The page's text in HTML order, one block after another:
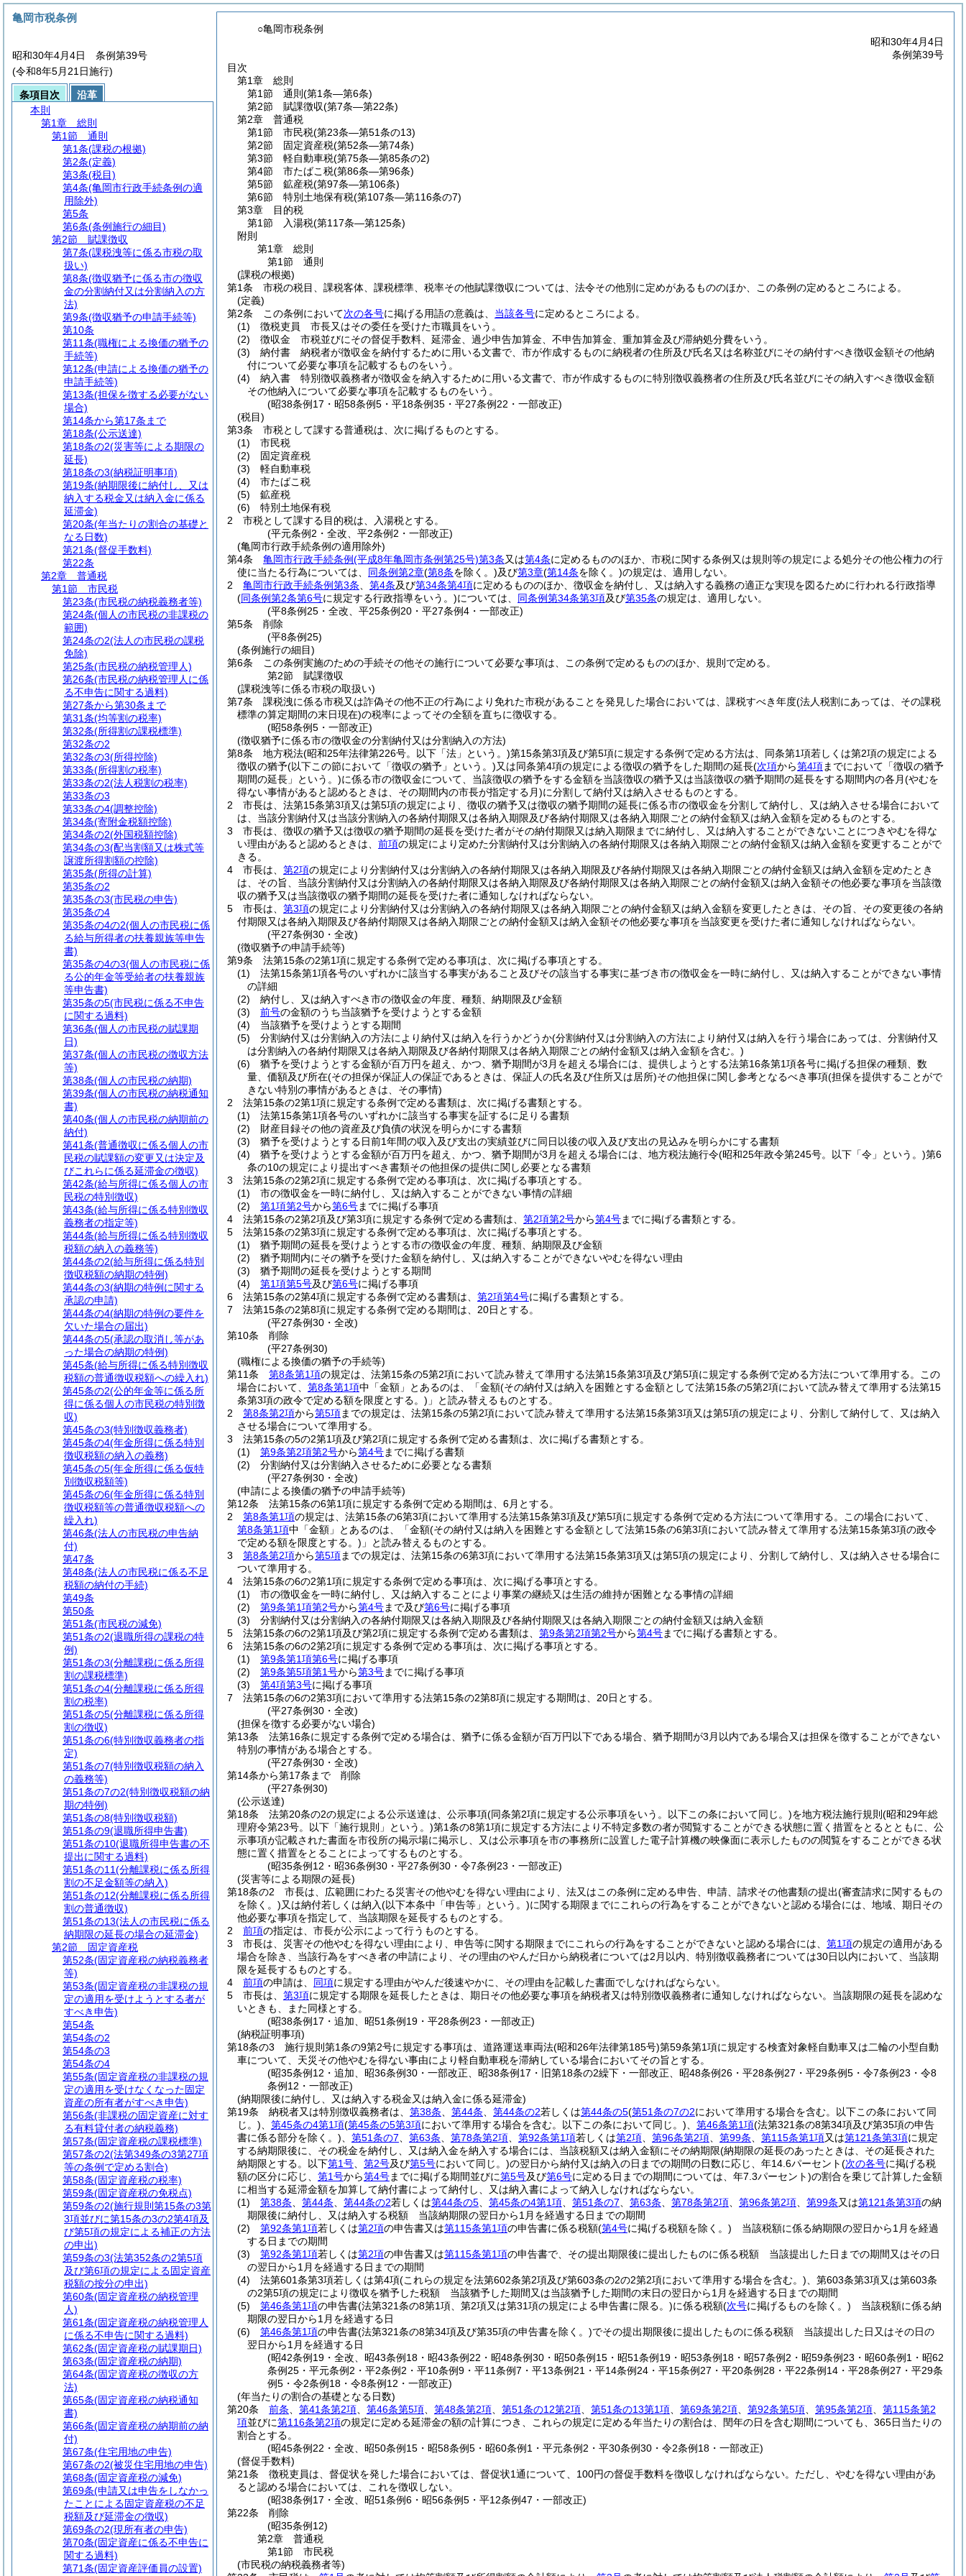
○亀岡市税条例
昭和30年4月4日
条例第39号
目次
第1章
総則
第1節
通則 (第1条―第6条)
第2節
賦課徴収(第7条―第22条)
第2章
普通税
第1節
市民税(第23条―第51条の13)
第2節
固定資産税(第52条―第74条)
第3節
軽自動車税(第75条―第85条の2)
第4節
市たばこ税(第86条―第96条)
第5節
鉱産税(第97条―第106条)
第6節
特別土地保有税(第107条―第116条の7)
第3章
目的税
第1節
入湯税(第117条―第125条)
附則
第1章
総則
第1節
通則
(課税の根拠)
第1条
市税の税目、課税客体、課税標準、税率その他賦課徴収については、法令その他別に定めがあるもののほか、この条例の定めるところによる。
(定義)
第2条
この条例において次の各号に掲げる用語の意義は、 当該各号に定めるところによる。
(1)
徴税吏員 市長又はその委任を受けた市職員をいう。
(2)
徴収金 市税並びにその督促手数料、延滞金、過少申告加算金、不申告加算金、重加算金及び滞納処分費をいう。
(3)
納付書 納税者が徴収金を納付するために用いる文書で、市が作成するものに納税者の住所及び氏名又は名称並びにその納付すべき徴収金額その他納
付について必要な事項を記載するものをいう。
(4)
納入書 特別徴収義務者が徴収金を納入するために用いる文書で、市が作成するものに特別徴収義務者の住所及び氏名並びにその納入すべき徴収金額
その他納入について必要な事項を記載するものをいう。
(昭38条例17・昭58条例5・平18条例35・平27条例22・一部改正)
(税目)
第3条
市税として課する普通税は、次に掲げるものとする。
(1)
市民税
(2)
固定資産税
(3)
軽自動車税
(4)
市たばこ税
(5)
鉱産税
(6)
特別土地保有税
2
市税として課する目的税は、入湯税とする。
(平元条例2・全改、平2条例2・一部改正)
(亀岡市行政手続条例の適用除外)
第4条
亀岡市行政手続条例(平成8年亀岡市条例第25号)第3条又は第4条に定めるもののほか、市税に関する条例又は規則等の規定による処分その他公権力の行
使に当たる行為については、 同条例第2章(第8条を除く。)及び第3章(第14条を除く。)の規定は、適用しない。
2
亀岡市行政手続条例第3条 第4条及び第34条第4項に定めるもののほか、徴収金を納付し、又は納入する義務の適正な実現を図るために行われる行政指導
(同条例第2条第6号に規定する行政指導をいう。)については、 同条例第34条第3項及び第35条の規定は、適用しない。
(平8条例25・全改、平25条例20・平27条例4・一部改正)
第5条
削除
(平8条例25)
(条例施行の細目)
第6条
この条例実施のための手続その他その施行について必要な事項は、この条例で定めるもののほか、規則で定める。
第2節
賦課徴収
(課税洩等に係る市税の取扱い)
第7条
課税洩に係る市税又は詐偽その他不正の行為により免れた市税があることを発見した場合においては、課税すべき年度(法人税割にあっては、その課税
標準の算定期間の末日現在)の税率によってその全額を直ちに徴収する。
(昭58条例5・一部改正)
(徴収猶予に係る市の徴収金の分割納付又は分割納入の方法)
第8条
地方税法(昭和25年法律第226号。以下「法」という。)第15条第3項及び第5項に規定する条例で定める方法は、同条第1項若しくは第2項の規定による
徴収の猶予(以下この節において「徴収の猶予」という。)又は同条第4項の規定による徴収の猶予をした期間の延長(次項から第4項までにおいて「徴収の猶予
期間の延長」という。)に係る市の徴収金について、当該徴収の猶予をする金額を当該徴収の猶予又は当該徴収の猶予期間の延長をする期間内の各月(やむを
得ない事情があると認めるときは、その期間内の市長が指定する月)に分割して納付又は納入させるものとする。
2
市長は、法第15条第3項又は第5項の規定により、徴収の猶予又は徴収の猶予期間の延長に係る市の徴収金を分割して納付し、又は納入させる場合において
は、当該分割納付又は当該分割納入の各納付期限又は各納入期限及び各納付期限又は各納入期限ごとの納付金額又は納入金額を定めるものとする。
3
市長は、徴収の猶予又は徴収の猶予期間の延長を受けた者がその納付期限又は納入期限までに納付し、又は納入することができないことにつきやむを得な
い理由があると認めるときは、 前項の規定により定めた分割納付又は分割納入の各納付期限又は各納入期限ごとの納付金額又は納入金額を変更することがで
きる。
4
市長は、 第2項の規定により分割納付又は分割納入の各納付期限又は各納入期限及び各納付期限又は各納入期限ごとの納付金額又は納入金額を定めたとき
は、その旨、当該分割納付又は分割納入の各納付期限又は各納入期限及び各納付期限又は各納入期限ごとの納付金額又は納入金額その他必要な事項を当該徴
収の猶予又は当該徴収の猶予期間の延長を受けた者に通知しなければならない。
5
市長は、 第3項の規定により分割納付又は分割納入の各納付期限又は各納入期限ごとの納付金額又は納入金額を変更したときは、その旨、その変更後の各納
付期限又は各納入期限及び各納付期限又は各納入期限ごとの納付金額又は納入金額その他必要な事項を当該変更を受けた者に通知しなければならない。
(平27条例30・全改)
(徴収猶予の申請手続等)
第9条
法第15条の2第1項に規定する条例で定める事項は、次に掲げる事項とする。
(1)
法第15条第1項各号のいずれかに該当する事実があること及びその該当する事実に基づき市の徴収金を一時に納付し、又は納入することができない事情
の詳細
(2)
納付し、又は納入すべき市の徴収金の年度、種類、納期限及び金額
(3)
前号の金額のうち当該猶予を受けようとする金額
(4)
当該猶予を受けようとする期間
(5)
分割納付又は分割納入の方法により納付又は納入を行うかどうか(分割納付又は分割納入の方法により納付又は納入を行う場合にあっては、分割納付又
は分割納入の各納付期限又は各納入期限及び各納付期限又は各納入期限ごとの納付金額又は納入金額を含む。)
(6)
猶予を受けようとする金額が百万円を超え、かつ、猶予期間が3月を超える場合には、提供しようとする法第16条第1項各号に掲げる担保の種類、数
量、価額及び所在(その担保が保証人の保証であるときは、保証人の氏名及び住所又は居所)その他担保に関し参考となるべき事項(担保を提供することがで
きない特別の事情があるときは、その事情)
2
法第15条の2第1項に規定する条例で定める書類は、次に掲げる書類とする。
(1)
法第15条第1項各号のいずれかに該当する事実を証するに足りる書類
(2)
財産目録その他の資産及び負債の状況を明らかにする書類
(3)
猶予を受けようとする日前1年間の収入及び支出の実績並びに同日以後の収入及び支出の見込みを明らかにする書類
(4)
猶予を受けようとする金額が百万円を超え、かつ、猶予期間が3月を超える場合には、地方税法施行令(昭和25年政令第245号。以下「令」という。)第6
条の10の規定により提出すべき書類その他担保の提供に関し必要となる書類
3
法第15条の2第2項に規定する条例で定める事項は、次に掲げる事項とする。
(1)
市の徴収金を一時に納付し、又は納入することができない事情の詳細
(2)
第1項第2号から第6号までに掲げる事項
4
法第15条の2第2項及び第3項に規定する条例で定める書類は、 第2項第2号から第4号までに掲げる書類とする。
5
法第15条の2第3項に規定する条例で定める事項は、次に掲げる事項とする。
(1)
猶予期間の延長を受けようとする市の徴収金の年度、種類、納期限及び金額
(2)
猶予期間内にその猶予を受けた金額を納付し、又は納入することができないやむを得ない理由
(3)
猶予期間の延長を受けようとする期間
(4)
第1項第5号及び第6号に掲げる事項
6
法第15条の2第4項に規定する条例で定める書類は、 第2項第4号に掲げる書類とする。
7
法第15条の2第8項に規定する条例で定める期間は、20日とする。
(平27条例30・全改)
第10条
削除
(平27条例30)
(職権による換価の猶予の手続等)
第11条
第8条第1項の規定は、法第15条の5第2項において読み替えて準用する法第15条第3項及び第5項に規定する条例で定める方法について準用する。
この
場合において、 第8条第1項中「金額」とあるのは、「金額(その納付又は納入を困難とする金額として法第15条の5第2項において読み替えて準用する法第15
条第3項の政令で定める額を限度とする。) 」と読み替えるものとする。
2
第8条第2項から第5項までの規定は、法第15条の5第2項において読み替えて準用する法第15条第3項又は第5項の規定により、分割して納付して、又は納入
させる場合について準用する。
3
法第15条の5の2第1項及び第2項に規定する条例で定める書類は、次に掲げる書類とする。
(1)
第9条第2項第2号から第4号までに掲げる書類
(2)
分割納付又は分割納入させるために必要となる書類
(平27条例30・全改)
(申請による換価の猶予の申請手続等)
第12条
法第15条の6第1項に規定する条例で定める期間は、6月とする。
2
第8条第1項の規定は、法第15条の6第3項において準用する法第15条第3項及び第5項に規定する条例で定める方法について準用する。
この場合において、
第8条第1項中「金額」とあるのは、「金額(その納付又は納入を困難とする金額として法第15条の6第3項において読み替えて準用する法第15条第3項の政令
で定める額を限度とする。) 」と読み替えるものとする。
3
第8条第2項から第5項までの規定は、法第15条の6第3項において準用する法第15条第3項又は第5項の規定により、分割して納付し、又は納入させる場合に
ついて準用する。
4
法第15条の6の2第1項に規定する条例で定める事項は、次に掲げる事項とする。
(1)
市の徴収金を一時に納付し、又は納入することにより事業の継続又は生活の維持が困難となる事情の詳細
(2)
第9条第1項第2号から第4号まで及び第6号に掲げる事項
(3)
分割納付又は分割納入の各納付期限又は各納入期限及び各納付期限又は各納入期限ごとの納付金額又は納入金額
5
法第15条の6の2第1項及び第2項に規定する条例で定める書類は、 第9条第2項第2号から第4号までに掲げる書類とする。
6
法第15条の6の2第2項に規定する条例で定める事項は、次に掲げる事項とする。
(1)
第9条第1項第6号に掲げる事項
(2)
第9条第5項第1号から第3号までに掲げる事項
(3)
第4項第3号に掲げる事項
7
法第15条の6の2第3項において準用する法第15条の2第8項に規定する期間は、20日とする。
(平27条例30・全改)
(担保を徴する必要がない場合)
第13条
法第16条に規定する条例で定める場合は、猶予に係る金額が百万円以下である場合、猶予期間が3月以内である場合又は担保を徴することができない
特別の事情がある場合とする。
(平27条例30・全改)
第14条から第17条まで
削除
(平27条例30)
(公示送達)
第18条
法第20条の2の規定による公示送達は、公示事項(同条第2項に規定する公示事項をいう。以下この条において同じ。)を地方税法施行規則 (昭和29年総
理府令第23号。以下「施行規則」という。)第1条の8第1項に規定する方法により不特定多数の者が閲覧することができる状態に置く措置をとるとともに、公
示事項が記載された書面を市役所の掲示場に掲示し、又は公示事項を市の事務所に設置した電子計算機の映像面に表示したものの閲覧をすることができる状
態に置く措置をとることによってするものとする。
(昭35条例12・昭36条例30・平27条例30・令7条例23・一部改正)
(災害等による期限の延長)
第18条の2
市長は、広範囲にわたる災害その他やむを得ない理由により、法又はこの条例に定める申告、申請、請求その他書類の提出(審査請求に関するもの
を除く。)又は納付若しくは納入(以下本条中「申告等」という。)に関する期限までにこれらの行為をすることができないと認める場合には、地域、期日その
他必要な事項を指定して、当該期限を延長するものとする。
2
前項の指定は、市長が公示によって行うものとする。
3
市長は、災害その他やむを得ない理由により、申告等に関する期限までにこれらの行為をすることができないと認める場合には、 第1項の規定の適用がある
場合を除き、当該行為をすべき者の申請により、その理由のやんだ日から納税者については2月以内、特別徴収義務者については30日以内において、当該期
限を延長するものとする。
4
前項の申請は、 同項に規定する理由がやんだ後速やかに、その理由を記載した書面でしなければならない。
5
市長は、 第3項に規定する期限を延長したときは、期日その他必要な事項を納税者又は特別徴収義務者に通知しなければならない。 当該期限の延長を認めな
いときも、また同様とする。
(昭38条例17・追加、昭51条例19・平28条例23・一部改正)
(納税証明事項)
第18条の3
施行規則第1条の9第2号に規定する事項は、道路運送車両法(昭和26年法律第185号)第59条第1項に規定する検査対象軽自動車又は二輪の小型自動
車について、天災その他やむを得ない事由により軽自動車税を滞納している場合においてその旨とする。
(昭35条例12・追加、昭36条例30・一部改正、昭38条例17・旧第18条の2繰下・一部改正、昭48条例26・平28条例27・平29条例5・令7条例23・令8
条例12・一部改正)
(納期限後に納付し、又は納入する税金又は納入金に係る延滞金)
第19条
納税者又は特別徴収義務者は、 第38条 第44条 第44条の2若しくは第44条の5(第51条の7の2において準用する場合を含む。以下この条において同
じ。)
第45条の4第1項(第45条の5第3項において準用する場合を含む。以下この条において同じ。) 第46条第1項(法第321条の8第34項及び第35項の申告
書に係る部分を除く。)
第51条の7 第63条 第78条第2項 第92条第1項若しくは第2項 第96条第2項 第99条 第115条第1項又は第121条第3項に規定
する納期限後に、その税金を納付し、又は納入金を納入する場合には、当該税額又は納入金額にその納期限(納期限の延長のあったときは、その延長された
納期限とする。以下第1号 第2号及び第5号において同じ。)の翌日から納付又は納入の日までの期間の日数に応じ、年14.6パーセント(次の各号に掲げる税
額の区分に応じ、 第1号から第4号までに掲げる期間並びに第5号及び第6号に定める日までの期間については、年7.3パーセント)の割合を乗じて計算した金額
に相当する延滞金額を加算して納付書によって納付し、又は納入書によって納入しなければならない。
(1)
第38条 第44条 第44条の2若しくは第44条の5 第45条の4第1項 第51条の7 第63条 第78条第2項 第96条第2項 第99条又は第121条第3項の納
期限後に納付し、又は納入する税額 当該納期限の翌日から1月を経過する日までの期間
(2)
第92条第1項若しくは第2項の申告書又は第115条第1項の申告書に係る税額(第4号に掲げる税額を除く。) 当該税額に係る納期限の翌日から1月を経過
する日までの期間
(3)
第92条第1項若しくは第2項の申告書又は第115条第1項の申告書で、その提出期限後に提出したものに係る税額 当該提出した日までの期間又はその日
の翌日から1月を経過する日までの期間
(4)
法第601条第3項若しくは第4項(これらの規定を法第602条第2項及び第603条の2の2第2項において準用する場合を含む。) 、第603条第3項又は第603条
の2第5項の規定により徴収を猶予した税額 当該猶予した期間又は当該猶予した期間の末日の翌日から1月を経過する日までの期間
(5)
第46条第1項の申告書(法第321条の8第1項、第2項又は第31項の規定による申告書に限る。)に係る税額(次号に掲げるものを除く。) 当該税額に係る納
期限の翌日から1月を経過する日
(6)
第46条第1項の申告書(法第321条の8第34項及び第35項の申告書を除く。)でその提出期限後に提出したものに係る税額 当該提出した日又はその日の
翌日から1月を経過する日
(昭42条例19・全改、昭43条例18・昭43条例22・昭48条例30・昭50条例15・昭51条例19・昭53条例18・昭57条例2・昭59条例23・昭60条例1・昭62
条例25・平元条例2・平2条例2・平10条例9・平11条例7・平13条例21・平14条例24・平15条例27・平20条例28・平22条例14・平28条例27・平29条
例5・令2条例18・令8条例12・一部改正)
(年当たりの割合の基礎となる日数)
第20条
前条 第41条第2項 第46条第5項 第48条第2項 第51条の12第2項 第51条の13第1項 第69条第2項 第92条第5項 第95条第2項
第115条第2
項並びに第116条第2項の規定に定める延滞金の額の計算につき、これらの規定に定める年当たりの割合は、閏年の日を含む期間についても、365日当たりの
割合とする。
(昭45条例22・全改、昭50条例15・昭58条例5・昭60条例1・平元条例2・平30条例30・令2条例18・一部改正)
(督促手数料)
第21条
徴税吏員は、督促状を発した場合においては、督促状1通について、100円の督促手数料を徴収しなければならない。 ただし、やむを得ない理由があ
ると認める場合においては、これを徴収しない。
(昭38条例17・全改、昭51条例6・昭56条例5・平12条例47・一部改正)
第22条
削除
(昭35条例12)
第2章
普通税
第1節
市民税
(市民税の納税義務者等)
亀岡市税条例
昭和30年4月4日 条例第39号
(令和8年5月21日施行)
条項目次
沿革
本則
第1章
総則
第1節
通則
第1条(課税の根拠)
第2条(定義)
第3条(税目)
第4条(亀岡市行政手続条例の適
用除外)
第5条
第6条(条例施行の細目)
第2節
賦課徴収
第7条(課税洩等に係る市税の取
扱い)
第8条(徴収猶予に係る市の徴収
金の分割納付又は分割納入の方
法)
第9条(徴収猶予の申請手続等)
第10条
第11条(職権による換価の猶予の
手続等)
第12条(申請による換価の猶予の
申請手続等)
第13条(担保を徴する必要がない
場合)
第14条から第17条まで
第18条(公示送達)
第18条の2(災害等による期限の
延長)
第18条の3(納税証明事項)
第19条(納期限後に納付し、又は
納入する税金又は納入金に係る
延滞金)
第20条(年当たりの割合の基礎と
なる日数)
第21条(督促手数料)
第22条
第2章
普通税
第1節
市民税
第23条(市民税の納税義務者等)
第24条(個人の市民税の非課税の
範囲)
第24条の2(法人の市民税の課税
免除)
第25条(市民税の納税管理人)
第26条(市民税の納税管理人に係
る不申告に関する過料)
第27条から第30条まで
第31条(均等割の税率)
第32条(所得割の課税標準)
第32条の2
第32条の3(所得控除)
第33条(所得割の税率)
第33条の2(法人税割の税率)
第33条の3
第33条の4(調整控除)
第34条(寄附金税額控除)
第34条の2(外国税額控除)
第34条の3(配当割額又は株式等
譲渡所得割額の控除)
第35条(所得の計算)
第35条の2
第35条の3(市民税の申告)
第35条の4
第35条の4の2(個人の市民税に係
る給与所得者の扶養親族等申告
書)
第35条の4の3(個人の市民税に係
る公的年金等受給者の扶養親族
等申告書)
第35条の5(市民税に係る不申告
に関する過料)
第36条(個人の市民税の賦課期
日)
第37条(個人の市民税の徴収方法
等)
第38条(個人の市民税の納期)
第39条(個人の市民税の納税通知
書)
第40条(個人の市民税の納期前の
納付)
第41条(普通徴収に係る個人の市
民税の賦課額の変更又は決定及
びこれらに係る延滞金の徴収)
第42条(給与所得に係る個人の市
民税の特別徴収)
第43条(給与所得に係る特別徴収
義務者の指定等)
第44条(給与所得に係る特別徴収
税額の納入の義務等)
第44条の2(給与所得に係る特別
徴収税額の納期の特例)
第44条の3(納期の特例に関する
承認の申請)
第44条の4(納期の特例の要件を
欠いた場合の届出)
第44条の5(承認の取消し等があ
った場合の納期の特例)
第45条(給与所得に係る特別徴収
税額の普通徴収税額への繰入れ)
第45条の2(公的年金等に係る所
得に係る個人の市民税の特別徴
収)
第45条の3(特別徴収義務者)
第45条の4(年金所得に係る特別
徴収税額の納入の義務)
第45条の5(年金所得に係る仮特
別徴収税額等)
第45条の6(年金所得に係る特別
徴収税額等の普通徴収税額への
繰入れ)
第46条(法人の市民税の申告納
付)
第47条
第48条(法人の市民税に係る不足
税額の納付の手続)
第49条
第50条
第51条(市民税の減免)
第51条の2(退職所得の課税の特
例)
第51条の3(分離課税に係る所得
割の課税標準)
第51条の4(分離課税に係る所得
割の税率)
第51条の5(分離課税に係る所得
割の徴収)
第51条の6(特別徴収義務者の指
定)
第51条の7(特別徴収税額の納入
の義務等)
第51条の7の2(特別徴収税額の納
期の特例)
第51条の8(特別徴収税額)
第51条の9(退職所得申告書)
第51条の10(退職所得申告書の不
提出に関する過料)
第51条の11(分離課税に係る所得
割の不足金額等の納入)
第51条の12(分離課税に係る所得
割の普通徴収)
第51条の13(法人の市民税に係る
納期限の延長の場合の延滞金)
第2節
固定資産税
第52条(固定資産税の納税義務者
等)
第53条(固定資産税の非課税の規
定の適用を受けようとする者が
すべき申告)
第54条
第54条の2
第54条の3
第54条の4
第55条(固定資産税の非課税の規
定の適用を受けなくなった固定
資産の所有者がすべき申告)
第56条(非課税の固定資産に対す
る有料貸付者の納税義務)
第57条(固定資産税の課税標準)
第57条の2(法第349条の3第27項
等の条例で定める割合)
第58条(固定資産税の税率)
第59条(固定資産税の免税点)
第59条の2(施行規則第15条の3第
3項並びに第15条の3の2第4項及
び第5項の規定による補正の方法
の申出)
第59条の3(法第352条の2第5項
及び第6項の規定による固定資産
税額の按分の申出)
第60条(固定資産税の納税管理
人)
第61条(固定資産税の納税管理人
に係る不申告に関する過料)
第62条(固定資産税の賦課期日)
第63条(固定資産税の納期)
第64条(固定資産税の徴収の方
法)
第65条(固定資産税の納税通知
書)
第66条(固定資産税の納期前の納
付)
第67条(住宅用地の申告)
第67条の2(被災住宅用地の申告)
第68条(固定資産税の減免)
第69条(申請又は申告をしなかっ
たことによる固定資産税の不足
税額及び延滞金の徴収)
第69条の2(現所有者の申告)
第70条(固定資産に係る不申告に
関する過料)
第71条(固定資産評価員の設置)